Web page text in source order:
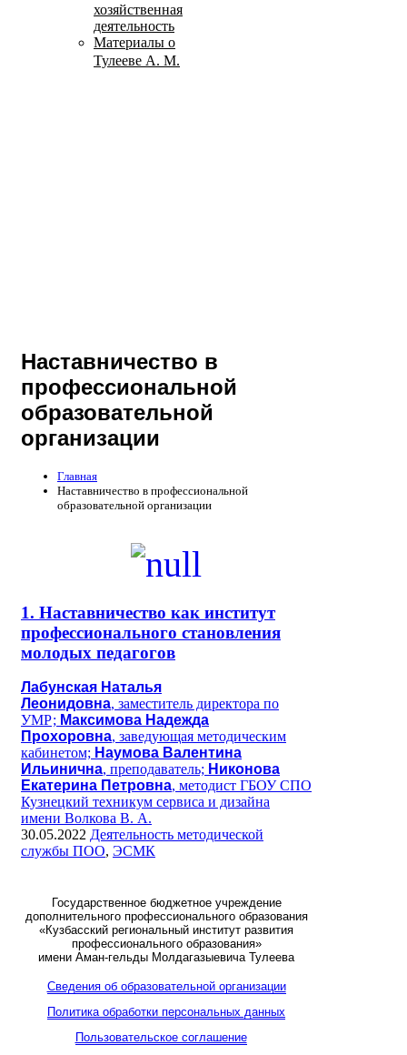
хозяйственная
деятельность
Материалы о
Тулееве А. М.
Наставничество в
профессиональной
образовательной
организации
Главная
Наставничество в профессиональной
образовательной организации
1. Наставничество как институт
профессионального становления
молодых педагогов
Лабунская Наталья
Леонидовна, заместитель директора по
УМР; Максимова Надежда
Прохоровна, заведующая методическим
кабинетом; Наумова Валентина
Ильинична, преподаватель; Никонова
Екатерина Петровна, методист ГБОУ СПО
Кузнецкий техникум сервиса и дизайна
имени Волкова В. А.
30.05.2022 Деятельность методической
службы ПОО, ЭСМК
Государственное бюджетное учреждение
дополнительного профессионального образования
«Кузбасский региональный институт развития
профессионального образования»
имени Аман-гельды Молдагазыевича Тулеева
Сведения об образовательной организации
Политика обработки персональных данных
Пользовательское соглашение